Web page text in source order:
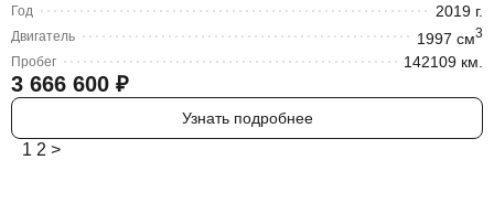
Год 2019 г.
Двигатель 1997 cм3
Пробег 142109 км.
3 666 600 ₽
Узнать подробнее
1 2 >